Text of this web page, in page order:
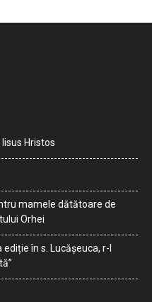
Hristos
mamele dătătoare de
Orhei
în s. Lucășeuca, r-l